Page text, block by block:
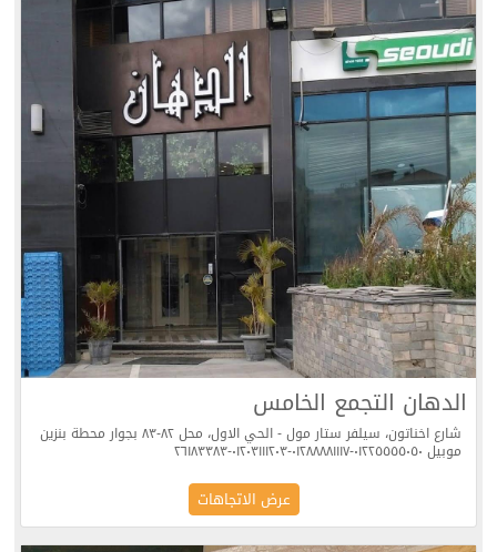
الدهان التجمع الخامس
شارع اخناتون، سيلفر ستار مول - الحي الاول، محل ٨٢-٨٣ بجوار محطة بنزين
موبيل ٠١٢٢٥٥٥٥٠٥٠-٠١٢٨٨٨٨١١١٧-٠١٢٠٣١١١٢٠٣-٢٦١٨٣٣٨٣
عرض الاتجاهات